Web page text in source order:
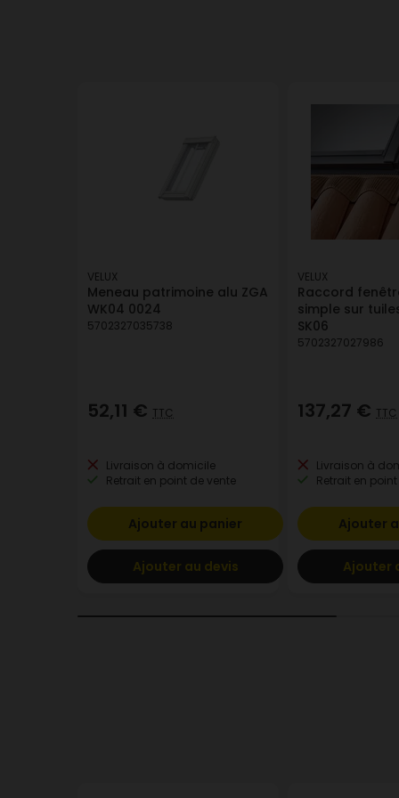
VELUX
Meneau patrimoine alu ZGA
WK04 0024
5702327035738
52,11 € TTC
Livraison à domicile
Retrait en point de vente
Ajouter au panier
Ajouter au devis
VELUX
Raccord
simple sur
SK06
5702327027986
137,27 € TTC
Livraison à
Retrait en
Ajouter
Ajouter